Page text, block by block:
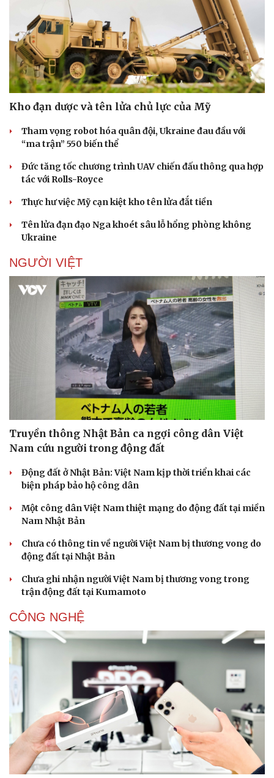
Dinh dưỡng - món ngon
Nhi khoa
Nam khoa
Làm đẹp - giảm cân
Ăn sạch sống khỏe
Đời sống
Nhà đẹp
Blog
Tình yêu - Gia đình
Kho đạn dược và tên lửa chủ lực của Mỹ
Tham vọng robot hóa quân đội, Ukraine đau đầu với
“ma trận” 550 biến thể
Đức tăng tốc chương trình UAV chiến đấu thông qua hợp
tác với Rolls-Royce
Thực hư việc Mỹ cạn kiệt kho tên lửa đắt tiền
Tên lửa đạn đạo Nga khoét sâu lỗ hổng phòng không
Ukraine
NGƯỜI VIỆT
Truyền thông Nhật Bản ca ngợi công dân Việt
Nam cứu người trong động đất
Động đất ở Nhật Bản: Việt Nam kịp thời triển khai các
biện pháp bảo hộ công dân
Một công dân Việt Nam thiệt mạng do động đất tại miền
Nam Nhật Bản
Chưa có thông tin về người Việt Nam bị thương vong do
động đất tại Nhật Bản
Chưa ghi nhận người Việt Nam bị thương vong trong
trận động đất tại Kumamoto
CÔNG NGHỆ